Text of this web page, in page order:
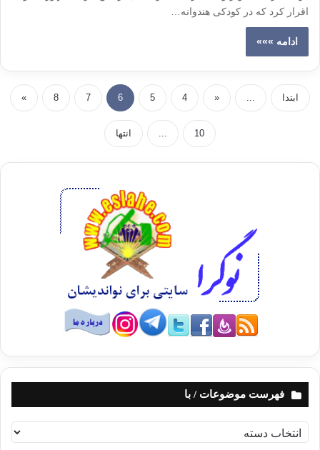
اقرار کرد که در کودکی هندوانه…
ادامه »»»
ابتدا ...
«
4
5
6
7
8
»
10
... انتها
فهرست موضوعات / با
ه